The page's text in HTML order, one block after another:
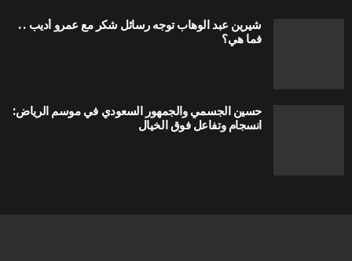
شيرين عبد الوهاب توجه رسائل شكر مع عمرو أديب ..
فما هي؟
حسين الجسمي والجمهور السعودي في موسم الرياض:
انسجام وتفاعل فوق الخيال